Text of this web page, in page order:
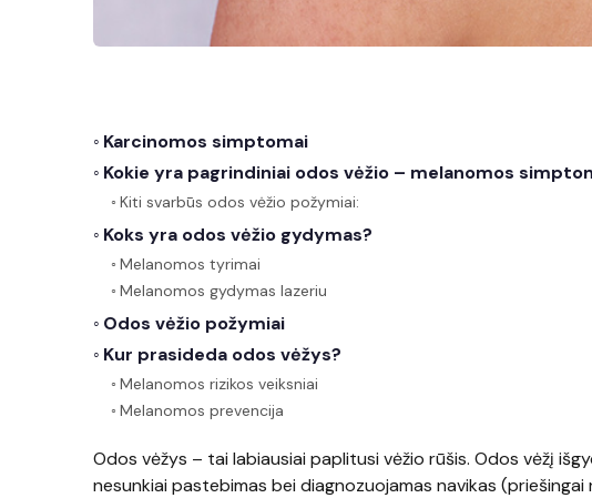
Karcinomos simptomai
Kokie yra pagrindiniai odos vėžio – melanomos
Kiti svarbūs odos vėžio požymiai:
Koks yra odos vėžio gydymas?
Melanomos tyrimai
Melanomos gydymas lazeriu
Odos vėžio požymiai
Kur prasideda odos vėžys?
Melanomos rizikos veiksniai
Melanomos prevencija
Odos vėžys – tai labiausiai paplitusi vėžio rūšis. Odos vėžį
nesunkiai pastebimas bei diagnozuojamas navikas